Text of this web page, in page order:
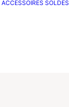
ACCESSOIRES SOLDES